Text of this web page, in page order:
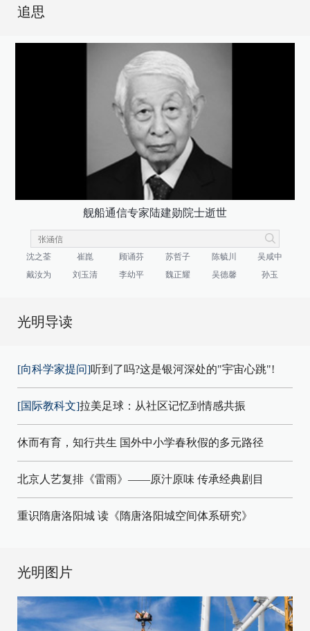
追思
舰船通信专家陆建勋院士逝世
沈之荃 崔崑 顾诵芬 苏哲子 陈毓川
吴咸中
戴汝为
刘玉清 李幼平 魏正耀 吴德馨 孙玉
光明导读
[向科学家提问]听到了吗?这是银河深处的"宇宙心跳"!
[国际教科文]拉美足球：从社区记忆到情感共振
休而有育，知行共生 国外中小学春秋假的多元路径
北京人艺复排《雷雨》——原汁原味 传承经典剧目
重识隋唐洛阳城 读《隋唐洛阳城空间体系研究》
光明图片